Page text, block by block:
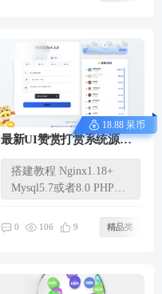
18.88 呆币
最新UI赞赏打赏系统源码
v1.3.0 美化版
搭建教程 Nginx1.18+
Mysql5.7或者8.0 PHP74
录(不...
0 106 9 精品类